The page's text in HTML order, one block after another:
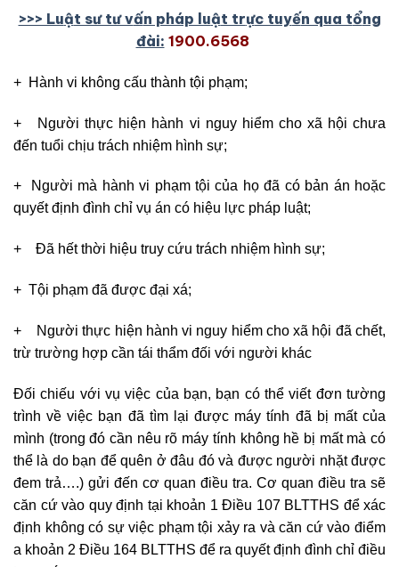
>>> Luật sư tư vấn pháp luật trực tuyến qua tổng
đài: 1900.6568
+ Hành vi không cấu thành tội phạm;
+ Người thực hiện hành vi nguy hiểm cho xã hội chưa
đến tuổi chịu trách nhiệm hình sự;
+ Người mà hành vi phạm tội của họ đã có bản án hoặc
quyết định đình chỉ vụ án có hiệu lực pháp luật;
+ Đã hết thời hiệu truy cứu trách nhiệm hình sự;
+ Tội phạm đã được đại xá;
+ Người thực hiện hành vi nguy hiểm cho xã hội đã chết,
trừ trường hợp cần tái thẩm đối với người khác
Đối chiếu với vụ việc của bạn, bạn có thể viết đơn tường
trình về việc bạn đã tìm lại được máy tính đã bị mất của
mình (trong đó cần nêu rõ máy tính không hề bị mất mà có
thể là do bạn để quên ở đâu đó và được người nhặt được
đem trả….) gửi đến cơ quan điều tra. Cơ quan điều tra sẽ
căn cứ vào quy định tại khoản 1 Điều 107 BLTTHS để xác
định không có sự việc phạm tội xảy ra và căn cứ vào điểm
a khoản 2 Điều 164 BLTTHS để ra quyết định đình chỉ điều